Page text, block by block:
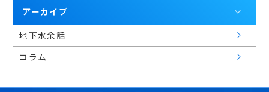
アーカイブ
地下水余話
コラム